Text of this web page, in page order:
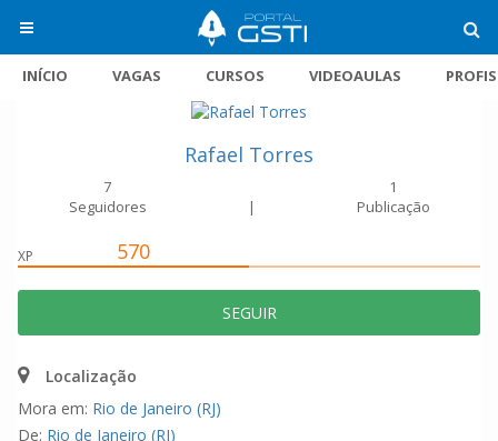
INÍCIO VAGAS CURSOS VIDEOAULAS
Rafael Torres
7
Seguidores
|
1
Publicação
XP 570
SEGUIR
Localização
Mora em: Rio de Janeiro (RJ)
De: Rio de Janeiro (RJ)